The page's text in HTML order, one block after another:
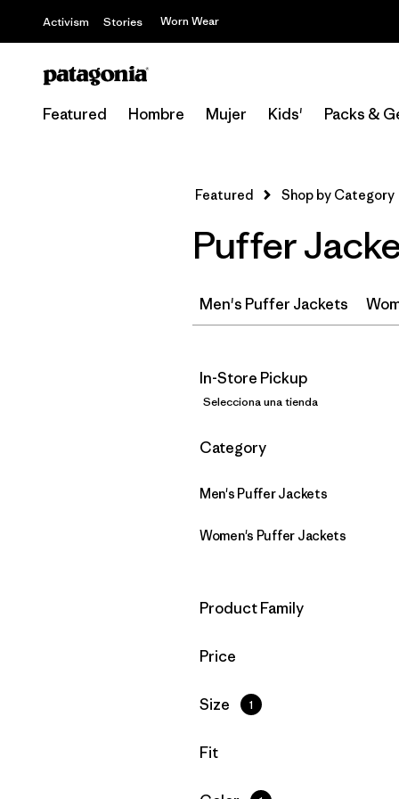
Activism Stories Worn Wear
Featured Hombre Mujer Kids' Packs &
Featured Shop by Category
Puffer
Men's Puffer Jackets
In-Store Pickup
Selecciona una tienda
Filtrar por
Category
Men's Puffer Jackets
Women's Puffer Jackets
Filtrar por
Product Family
Filtrar por
Price
Filtrar por
Size 1
Filtrar por
Fit